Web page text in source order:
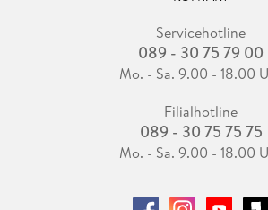
Servicehotline
089 - 30 75 79 00
Mo. - Sa. 9.00 - 18.00
Filialhotline
089 - 30 75 75 75
Mo. - Sa. 9.00 - 18.00